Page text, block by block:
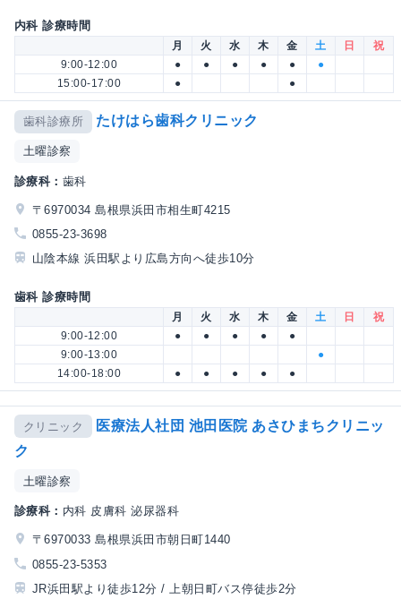
内科 診療時間
月 火 水 木 金 土 日
祝
9:00-12:00
● ● ● ● ●
●
15:00-17:00
● ●
歯科診療所 たけはら歯科クリニック
土曜診察
診療科： 歯科
〒6970034 島根県浜田市相生町4215
0855-23-3698
山陰本線 浜田駅より広島方向へ徒歩10分
歯科 診療時間
月 火 水 木 金 土 日
祝
9:00-12:00
● ● ● ●
●
9:00-13:00
●
14:00-18:00
● ● ● ● ●
クリニック
医療法人社団 池田医院 あさひまちクリニッ
ク
土曜診察
診療科： 内科 皮膚科 泌尿器科
〒6970033 島根県浜田市朝日町1440
0855-23-5353
JR浜田駅より徒歩12分 / 上朝日町バス停徒歩2分